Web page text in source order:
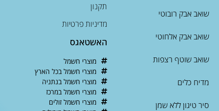
שואב אבק רובוטי
שואב אבק אלחוטי
שואב שוטף רצפות
מדיח כלים
סיר טיגון ללא שמן
תקנון
מדיניות פרטיות
האשטאגס
מוצרי חשמל
מוצרי חשמל בכל הארץ
מוצרי חשמל בנתניה
מוצרי חשמל במרכז
מוצרי חשמל זולים